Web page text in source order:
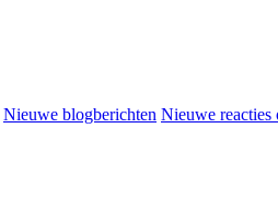
Nieuwe blogberichten Nieuwe reacties